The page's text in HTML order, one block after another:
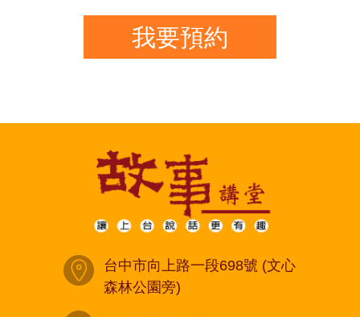
我要預約
台中市向上路一段698號 (文心
森林公園旁)